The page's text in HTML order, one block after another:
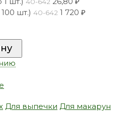
шт.) 40-642 1 720 ₽
Для выпечки Для макарун